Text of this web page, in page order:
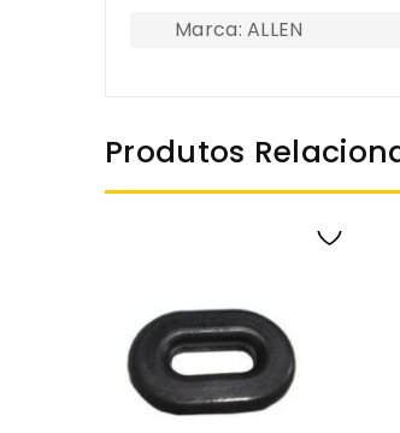
Marca: ALLEN
Produtos